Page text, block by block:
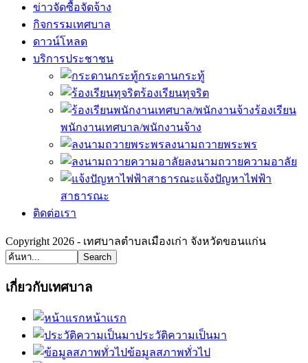
ข่าวจัดซื้อจัดจ้าง
กิจกรรมเทศบาล
ดาวน์โหลด
บริการประชาชน
กระดานกระทู้
ร้องเรียนทุจริต
ร้องเรียน
พนักงานเทศบาล/พนักงานจ้าง
ลงนามถวายพระพร
ลงนามถวายความอาลัย
แจ้งปัญหาไฟฟ้า
สาธารณะ
ติดต่อเรา
Copyright 2026 - เทศบาลตำบลเมืองเก่า จังหวัดขอนแก่น
Search
เกี่ยวกับเทศบาล
หน้าแรก
ประวัติความเป็นมา
ข้อมูลสภาพทั่วไป